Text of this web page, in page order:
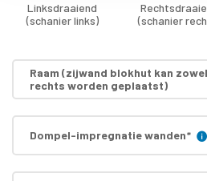
Linksdraaiend
(schanier links)
(schanier
Raam (zijwand blokhut kan
rechts worden geplaatst)
Dompel-impregnatie wanden*